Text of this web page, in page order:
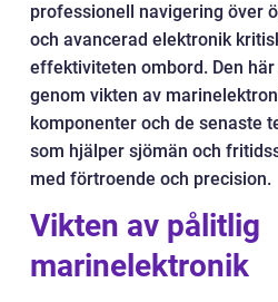
professionell navigering över
och avancerad elektronik
effektiviteten ombord. Den
genom vikten av
komponenter och de senaste
som hjälper sjömän och
med förtroende och precision.
Vikten av pålitlig
marinelektronik